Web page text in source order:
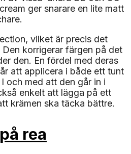
ger snarare en lite matt
vilket är precis det
korrigerar färgen på det
den. En fördel med deras
att applicera i både ett tunt
och med att den går in i
enkelt att lägga på ett
krämen ska täcka bättre.
rea